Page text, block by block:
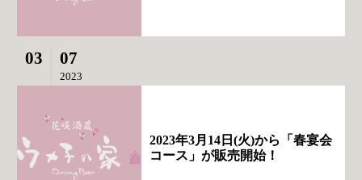
03 07
2023
2023年3月14日(火)から「春宴会
コース」が販売開始！